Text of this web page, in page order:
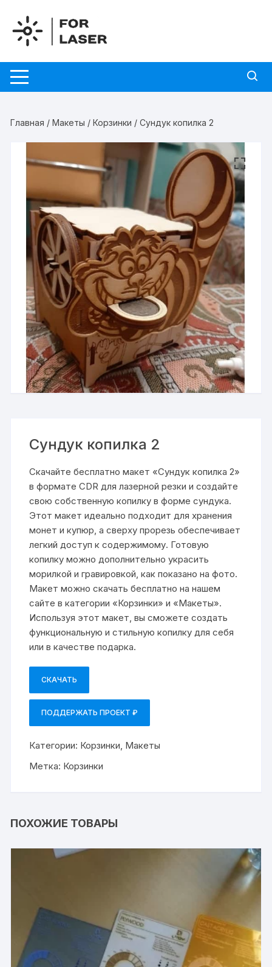
содержимому
Главная /Макеты /Корзинки / Сундук копилка 2
Сундук копилка 2
Скачайте бесплатно макет «Сундук копилка 2»
в формате CDR для лазерной резки и создайте
свою собственную копилку в форме сундука.
Этот макет идеально подходит для хранения
монет и купюр, а сверху прорезь обеспечивает
легкий доступ к содержимому. Готовую
копилку можно дополнительно украсить
морилкой и гравировкой, как показано на фото.
Макет можно скачать бесплатно на нашем
сайте в категории «Корзинки» и «Макеты».
Используя этот макет, вы сможете создать
функциональную и стильную копилку для себя
или в качестве подарка.
СКАЧАТЬ
ПОДДЕРЖАТЬ ПРОЕКТ ₽
Категории: Корзинки Макеты
Метка: Корзинки
ПОХОЖИЕ ТОВАРЫ